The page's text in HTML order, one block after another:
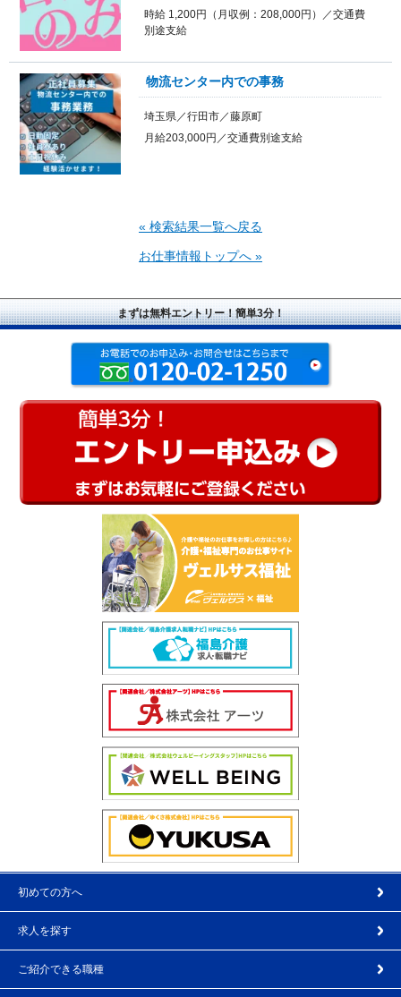
時給 1,200円（月収例：208,000円）／交通費
別途支給
物流センター内での事務
埼玉県／行田市／藤原町
月給203,000円／交通費別途支給
« 検索結果一覧へ戻る
お仕事情報トップへ »
まずは無料エントリー！簡単3分！
初めての方へ
求人を探す
ご紹介できる職種